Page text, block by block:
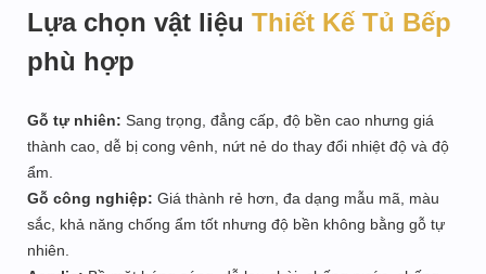
Lựa chọn vật liệu Thiết Kế Tủ Bếp
phù hợp
Gỗ tự nhiên: Sang trọng, đẳng cấp, độ bền cao nhưng giá
thành cao, dễ bị cong vênh, nứt nẻ do thay đổi nhiệt độ và độ
ẩm.
Gỗ công nghiệp: Giá thành rẻ hơn, đa dạng mẫu mã, màu
sắc, khả năng chống ẩm tốt nhưng độ bền không bằng gỗ tự
nhiên.